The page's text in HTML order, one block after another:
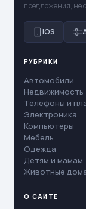
предложения, не
iOS
РУБРИКИ
Автомобили
Недвижимость
Телефоны и
Электроника
Компьютеры
Мебель
Одежда
Детям и мамам
Животные
О САЙТЕ